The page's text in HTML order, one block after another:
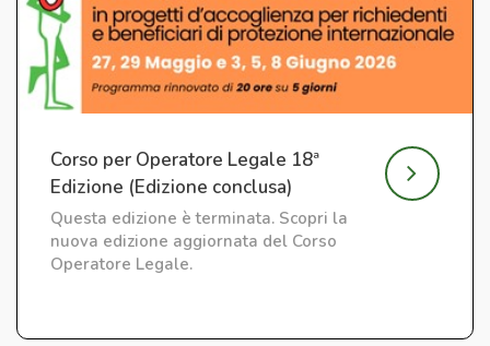
Corso per Operatore Legale 18ª
Edizione (Edizione conclusa)
Questa edizione è terminata. Scopri la
nuova edizione aggiornata del Corso
Operatore Legale.